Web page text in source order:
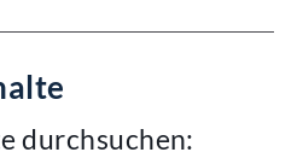
durchsuchen: